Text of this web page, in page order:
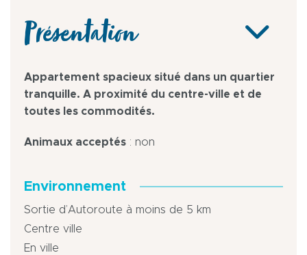
Présentation
Appartement spacieux situé dans un quartier
tranquille. A proximité du centre-ville et de
toutes les commodités.
Animaux acceptés : non
Environnement
Sortie d’Autoroute à moins de 5 km
Centre ville
En ville